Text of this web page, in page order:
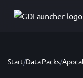
Start/Data Packs/